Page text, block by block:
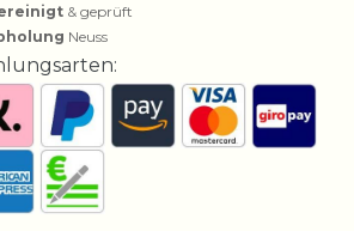
& geprüft
Neuss